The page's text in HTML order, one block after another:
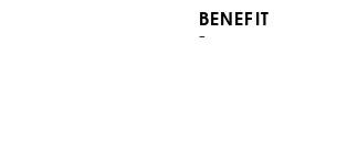
BENEFIT
-